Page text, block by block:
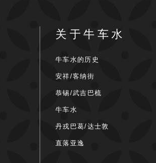
关于牛车水
牛车水的历史
安祥/客纳街
恭锡/武吉巴梳
牛车水
丹戎巴葛/达士敦
直落亚逸